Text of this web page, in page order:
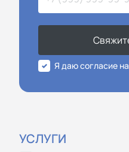
Я даю согласие
УСЛУГИ